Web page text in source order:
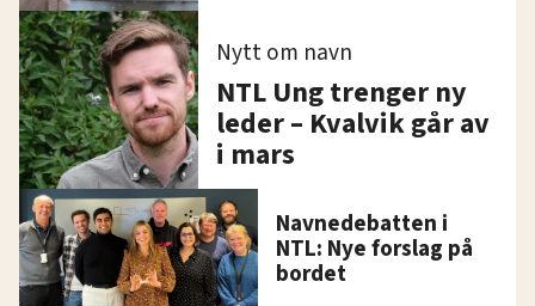
Nytt om navn
NTL Ung trenger ny
leder – Kvalvik går av
i mars
Navnedebatten i
NTL: Nye forslag på
bordet